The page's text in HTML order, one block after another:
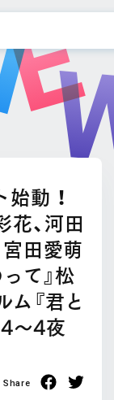
動 ！
、河田
宮田愛萌
て』松
『君と
〜4夜
Share